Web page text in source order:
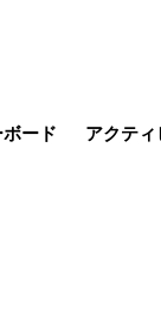
ード アクティ